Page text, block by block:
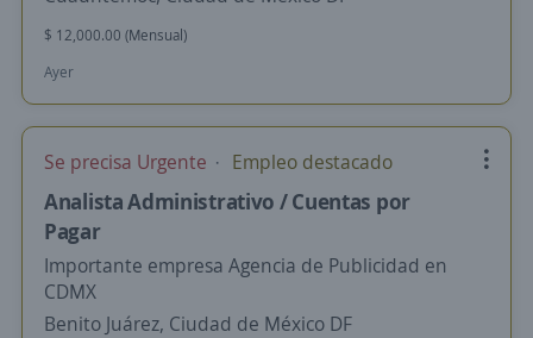
$ 12,000.00 (Mensual)
Ayer
Se precisa Urgente Empleo destacado
Analista Administrativo / Cuentas por
Pagar
Importante empresa Agencia de Publicidad en
CDMX
Benito Juárez, Ciudad de México DF